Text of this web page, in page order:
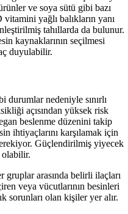
ve soya sütü gibi bazı
yağlı balıkların yanı
tahıllarda da bulunur.
kaynaklarının seçilmesi
duyulabilir.
durumlar nedeniyle sınırlı
açısından yüksek risk
beslenme düzenini takip
ihtiyaçlarını karşılamak için
Güçlendirilmiş yiyecek
olabilir.
arasında belirli ilaçları
veya vücutlarının besinleri
sorunları olan kişiler yer alır.